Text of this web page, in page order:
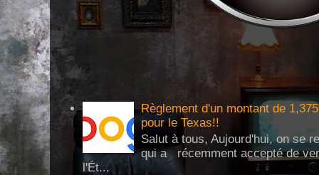
Règlement d'un montant de
pour le Texas!!
Salut à tous, Aujourd'hui, on se
qui a récemment accepté de
l'Ét...